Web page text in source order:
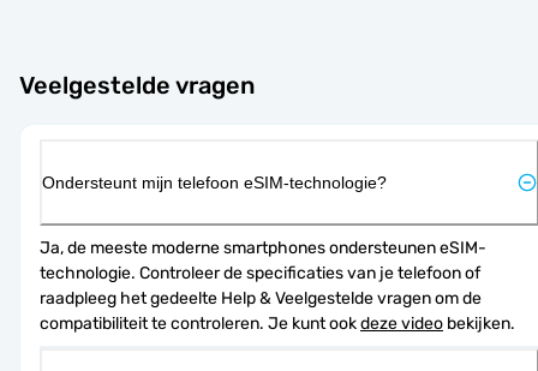
Veelgestelde vragen
Ondersteunt mijn telefoon eSIM-technologie?
Ja, de meeste moderne smartphones ondersteunen eSIM-
technologie. Controleer de specificaties van je telefoon of
raadpleeg het gedeelte Help & Veelgestelde vragen om de
compatibiliteit te controleren. Je kunt ook deze video bekijken.